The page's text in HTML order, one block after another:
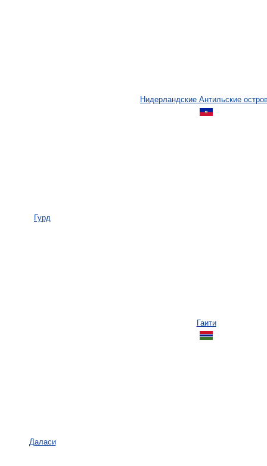
Нидерландские Антильские
Гурд
Гаити
Даласи